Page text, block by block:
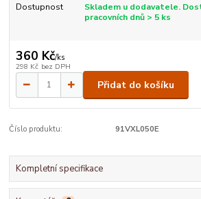
Dostupnost
Skladem u dodavatele.
pracovních dnů > 5 ks
360 Kč/ks
298 Kč bez DPH
Přidat do košíku
Číslo produktu: 91VXL050E
Kompletní specifikace